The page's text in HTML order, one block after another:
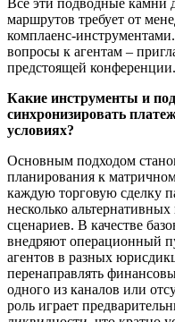
маршрутов требует от
комплаенс-
вопросы к агентам –
предстоящей конференции.
Какие инструменты и
синхронизировать
условиях?
Основным подходом
планирования к
каждую торговую сделку
несколько
сценариев. В качестве
внедряют операционный
агентов в разных
перенаправлять
одного из каналов или
роль играет